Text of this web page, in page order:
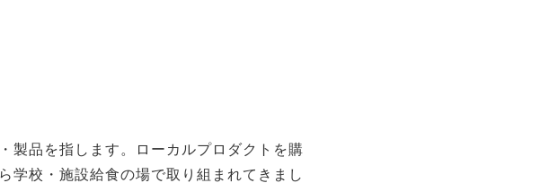
製品を指します。ローカルプロダクトを購
学校・施設給食の場で取り組まれてきまし